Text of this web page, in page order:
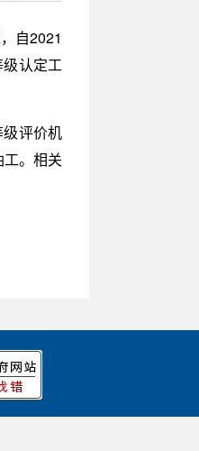
自2021
认定工
评价机
。相关